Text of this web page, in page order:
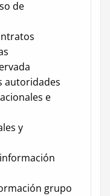
de
autoridades
e
y
grupo